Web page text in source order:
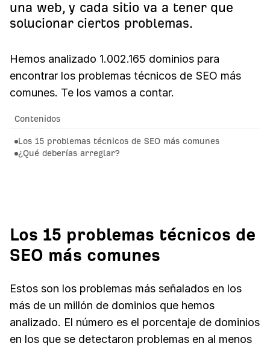
una web, y cada sitio va a tener que
solucionar ciertos problemas.
Hemos analizado 1.002.165 dominios para
encontrar los problemas técnicos de SEO más
comunes. Te los vamos a contar.
Contenidos
Los 15 problemas técnicos de SEO más comunes
¿Qué deberías arreglar?
Los 15 problemas técnicos de
SEO más comunes
Estos son los problemas más señalados en los
más de un millón de dominios que hemos
analizado. El número es el porcentaje de dominios
en los que se detectaron problemas en al menos